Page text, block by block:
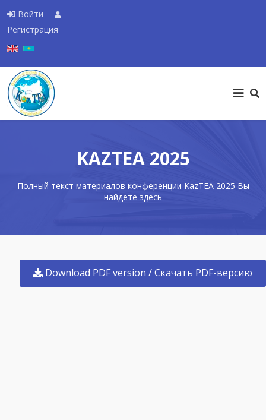
Войти
Регистрация
KAZTEA 2025
Полный текст материалов конференции KazTEA 2025 Вы
найдете здесь
Download PDF version / Скачать PDF-версию